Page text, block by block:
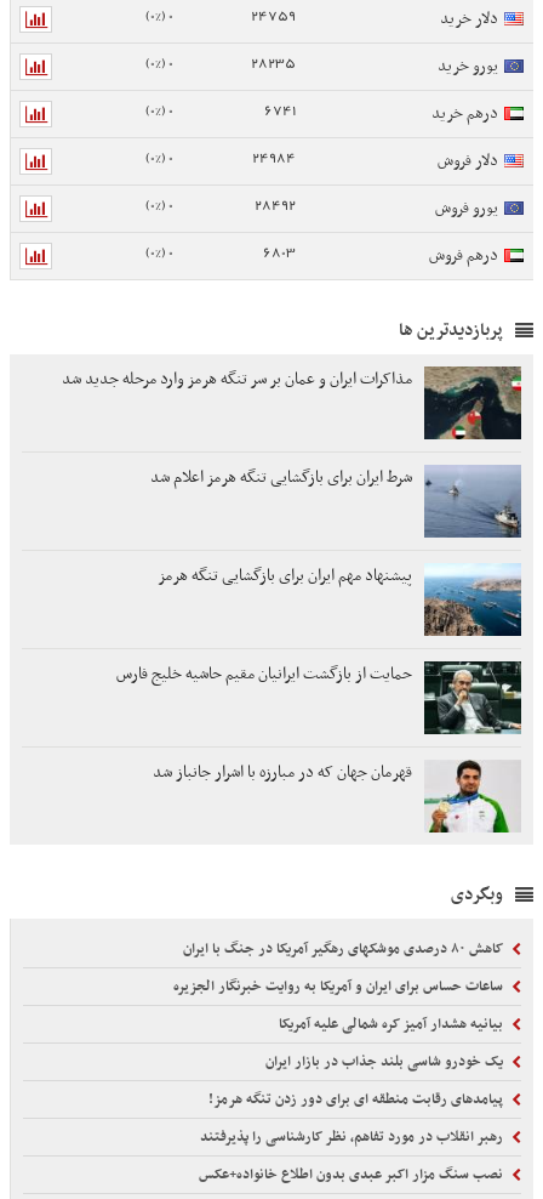
دلار خرید
24759
0 (0%)
یورو خرید 28235
0 (0%)
درهم خرید 6741
0 (0%)
دلار فروش 24984
0 (0%)
یورو فروش 28492
0 (0%)
درهم فروش 6803
0 (0%)
پربازدیدترین ها
مذاکرات ایران و عمان بر سر تنگه هرمز وارد مرحله جدید شد
شرط ایران برای بازگشایی تنگه هرمز اعلام شد
پیشنهاد مهم ایران برای بازگشایی تنگه هرمز
حمایت از بازگشت ایرانیان مقیم حاشیه خلیج فارس
قهرمان جهان که در مبارزه با اشرار جانباز شد
وبگردی
کاهش ۸۰ درصدی موشکهای رهگیر آمریکا در جنگ با ایران
ساعات حساس برای ایران و آمریکا به روایت خبرنگار الجزیره
بیانیه هشدار آمیز کره شمالی علیه آمریکا
یک خودرو شاسی بلند جذاب در بازار ایران
پیامدهای رقابت منطقه ای برای دور زدن تنگه هرمز!
رهبر انقلاب در مورد تفاهم، نظر کارشناسی را پذیرفتند
نصب سنگ مزار اکبر عبدی بدون اطلاع خانواده+عکس